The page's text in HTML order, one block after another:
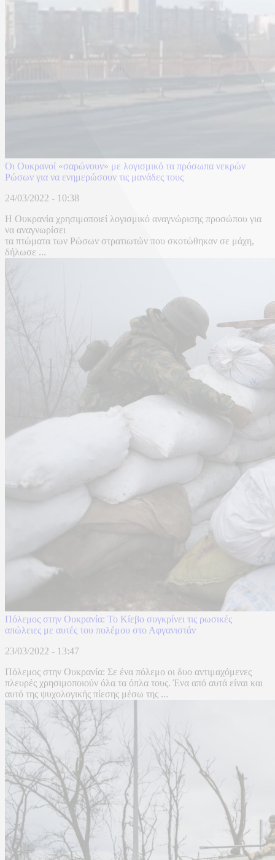
Οι Ουκρανοί «σαρώνουν» με λογισμικό τα πρόσωπα νεκρών
Ρώσων για να ενημερώσουν τις μανάδες τους
24/03/2022 - 10:38
Η Ουκρανία χρησιμοποιεί λογισμικό αναγνώρισης προσώπου για
να αναγνωρίσει
τα πτώματα των Ρώσων στρατιωτών που σκοτώθηκαν σε μάχη,
δήλωσε ...
Πόλεμος στην Ουκρανία: Το Κίεβο συγκρίνει τις ρωσικές
απώλειες με αυτές του πολέμου στο Αφγανιστάν
23/03/2022 - 13:47
Πόλεμος στην Ουκρανία: Σε ένα πόλεμο οι δυο αντιμαχόμενες
πλευρές χρησιμοποιούν όλα τα όπλα τους. Ένα από αυτά είναι και
αυτό της ψυχολογικής πίεσης μέσω της ...